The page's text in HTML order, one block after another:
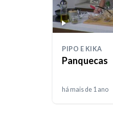
PIPO E KIKA
Panquecas
há mais de 1 ano